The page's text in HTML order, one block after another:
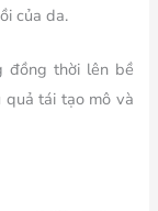
của da.
đồng thời lên bề
quả tái tạo mô và